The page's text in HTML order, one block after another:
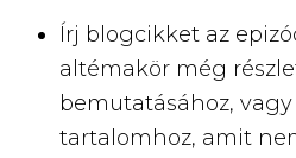
Írj blogcikket az
altémakör még
bemutatásához,
tartalomhoz, amit